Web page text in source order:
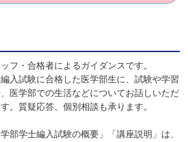
フ・合格者によるガイダンスです。
入試験に合格した医学部生に、試験や学習
医学部での生活などについてお話しいただ
。質疑応答、個別相談も承ります。
学部学士編入試験の概要」「講座説明」は、